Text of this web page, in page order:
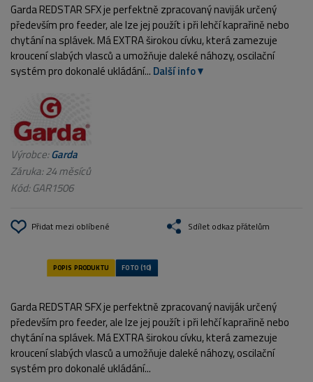
Garda REDSTAR SFX je perfektně zpracovaný naviják určený
především pro feeder, ale lze jej použít i při lehčí kaprařině nebo
chytání na splávek. Má EXTRA širokou cívku, která zamezuje
kroucení slabých vlasců a umožňuje daleké náhozy, oscilační
systém pro dokonalé ukládání... Další info
Výrobce:Garda
Záruka: 24 měsíců
Kód:GAR1506
Přidat mezi oblíbené Sdílet odkaz přátelům
Garda REDSTAR SFX je perfektně zpracovaný naviják určený
především pro feeder, ale lze jej použít i při lehčí kaprařině nebo
chytání na splávek. Má EXTRA širokou cívku, která zamezuje
kroucení slabých vlasců a umožňuje daleké náhozy, oscilační
systém pro dokonalé ukládání...